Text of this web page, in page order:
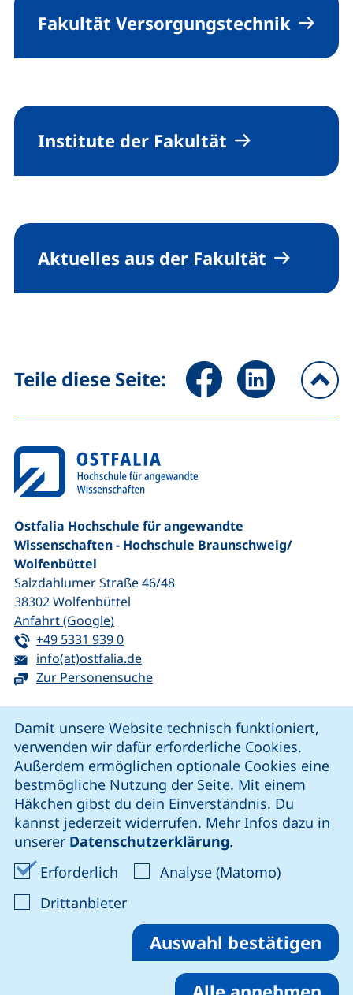
Damit unsere Website technisch funktioniert,
verwenden wir dafür erforderliche Cookies.
Außerdem ermöglichen optionale Cookies eine
bestmögliche Nutzung der Seite. Mit einem
Häkchen gibst du dein Einverständnis. Du
kannst jederzeit widerrufen. Mehr Infos dazu in
unserer Datenschutzerklärung.
Erforderlich Erforderliche Cookies akzeptieren
Analyse (Matomo)Analyse-
Drittanbieter: Cookies von Drittanbieter
Auswahl bestätigen
Fakultät Versorgungstechnik
Institute der Fakultät
Aktuelles aus der Fakultät
Teile diese Seite: Seite über Facebook teilen
Seite über
Ostfalia Hochschule für angewandte
Wissenschaften - Hochschule Braunschweig/​
Wolfenbüttel
Salzdahlumer Straße 46/48
38302Wolfenbüttel
Anfahrt (Google)(externer Link, öffnet neues Fenster)
Tel:
+49 5331 939 0(startet einen Telefonanruf, wenn Ihr
E-Mail:
info(at)ostfalia.de(öffnet Ihr E-Mail-Programm)
Zur Personensuche
unsere Facebook-Seite (externer Link, öffnet neues
unsere LinkedIn-Seite (externer Link, öffnet
unsere Instagram-Seite (externer Link,
unsere YouTube-Seite (externer
Cookie-Einstellungen
Impressum
Datenschutz
Erklärung zur Barrierefreiheit